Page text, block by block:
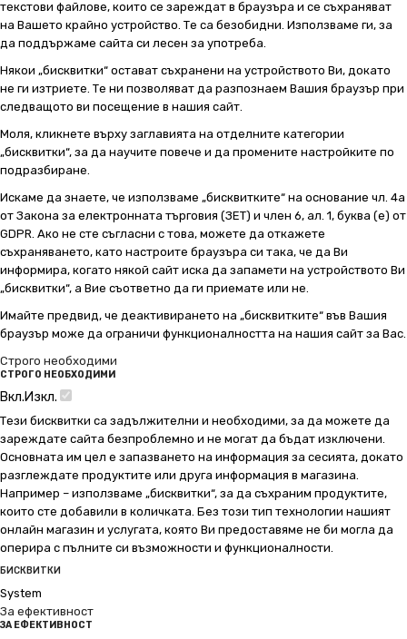
текстови файлове, които се зареждат в браузъра и се съхраняват
на Вашето крайно устройство. Те са безобидни. Използваме ги, за
да поддържаме сайта си лесен за употреба.
Някои „бисквитки“ остават съхранени на устройството Ви, докато
не ги изтриете. Те ни позволяват да разпознаем Вашия браузър при
следващото ви посещение в нашия сайт.
Моля, кликнете върху заглавията на отделните категории
„бисквитки“, за да научите повече и да промените настройките по
подразбиране.
Искаме да знаете, че използваме „бисквитките“ на основание чл. 4а
от Закона за електронната търговия (ЗЕТ) и член 6, ал. 1, буква (е) от
GDPR. Ако не сте съгласни с това, можете да откажете
съхраняването, като настроите браузъра си така, че да Ви
информира, когато някой сайт иска да запамети на устройството Ви
„бисквитки“, а Вие съответно да ги приемате или не.
Имайте предвид, че деактивирането на „бисквитките“ във Вашия
браузър може да ограничи функционалността на нашия сайт за Вас.
Строго необходими
СТРОГО НЕОБХОДИМИ
Вкл.Изкл.
Тези бисквитки са задължителни и необходими, за да можете да
зареждате сайта безпроблемно и не могат да бъдат изключени.
Основната им цел е запазването на информация за сесията, докато
разглеждате продуктите или друга информация в магазина.
Например – използваме „бисквитки“, за да съхраним продуктите,
които сте добавили в количката. Без този тип технологии нашият
онлайн магазин и услугата, която Ви предоставяме не би могла да
оперира с пълните си възможности и функционалности.
БИСКВИТКИ
System
За ефективност
ЗА ЕФЕКТИВНОСТ